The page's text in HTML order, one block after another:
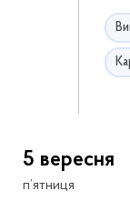
5 вересня
п’ятниця